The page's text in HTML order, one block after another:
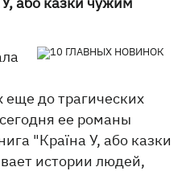
еще до трагических
ее романы
"Країна У, або казки
истории людей,